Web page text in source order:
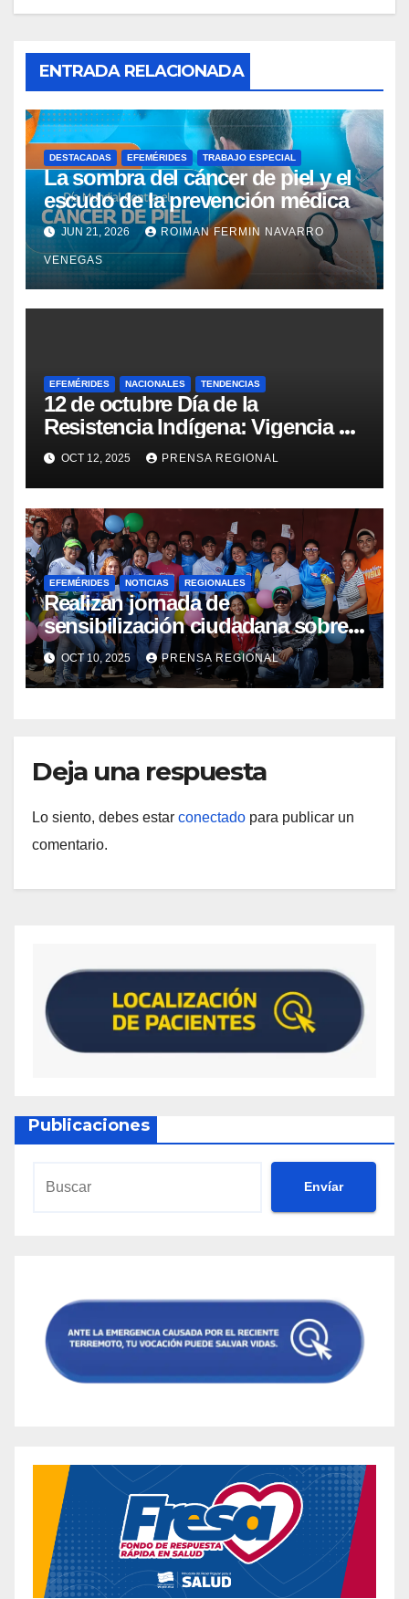
ENTRADA RELACIONADA
DESTACADAS EFEMÉRIDES TRABAJO ESPECIAL
La sombra del cáncer de piel y el
escudo de la prevención médica
JUN 21, 2026 ROIMAN FERMIN NAVARRO
VENEGAS
EFEMÉRIDES NACIONALES TENDENCIAS
12 de octubre Día de la
Resistencia Indígena: Vigencia de
la lucha y la salud pluricultural
OCT 12, 2025 PRENSA REGIONAL
EFEMÉRIDES NOTICIAS REGIONALES
Realizan jornada de
sensibilización ciudadana sobre
Salud Mental en Amazonas
OCT 10, 2025 PRENSA REGIONAL
Deja una respuesta
Lo siento, debes estar conectado para publicar un
comentario.
Publicaciones
Envíar